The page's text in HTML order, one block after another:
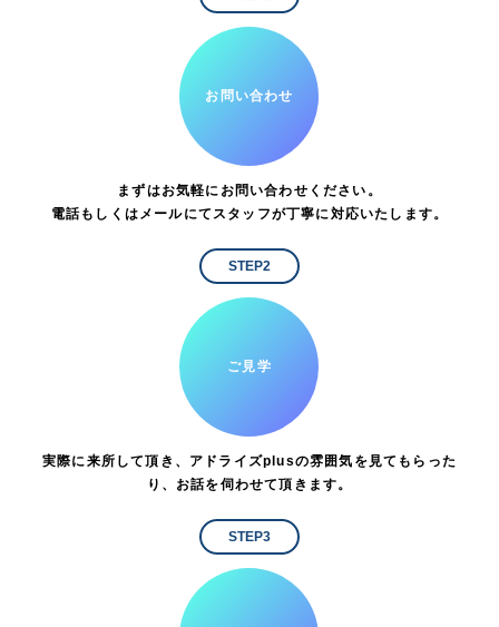
お問い合わせ
まずはお気軽にお問い合わせください。
電話もしくはメールにてスタッフが丁寧に対応いたします。
STEP2
ご見学
実際に来所して頂き、アドライズplusの雰囲気を見てもらった
り、お話を伺わせて頂きます。
STEP3